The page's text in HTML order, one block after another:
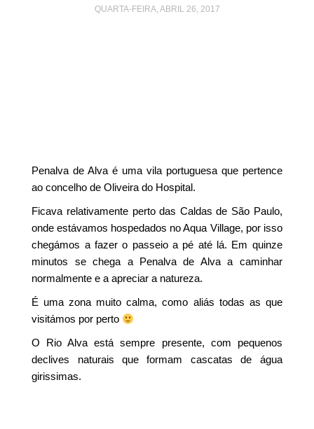
QUARTA-FEIRA, ABRIL 26, 2017
Penalva de Alva é uma vila portuguesa que pertence
ao concelho de Oliveira do Hospital.
Ficava relativamente perto das Caldas de São Paulo,
onde estávamos hospedados no Aqua Village, por isso
chegámos a fazer o passeio a pé até lá. Em quinze
minutos se chega a Penalva de Alva a caminhar
normalmente e a apreciar a natureza.
É uma zona muito calma, como aliás todas as que
visitámos por perto
O Rio Alva está sempre presente, com pequenos
declives naturais que formam cascatas de água
girissimas.